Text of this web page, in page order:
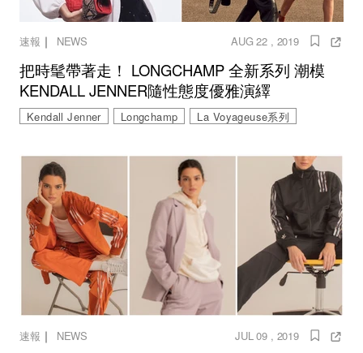
速報 ｜ NEWS AUG 22 , 2019
把時髦帶著走！ LONGCHAMP 全新系列 潮模
KENDALL JENNER隨性態度優雅演繹
Kendall Jenner Longchamp La Voyageuse系列
速報 ｜ NEWS JUL 09 , 2019